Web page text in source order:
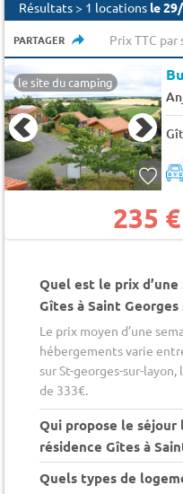
Résultats > 1 locations le
PARTAGER Prix TTC
le site du camping
235 €
Quel est le prix
Gîtes à Saint Georges
Le prix moyen d’une
hébergements varie
sur St-georges-sur-
de 333€.
Qui propose le séjour
résidence Gîtes à
Quels types de